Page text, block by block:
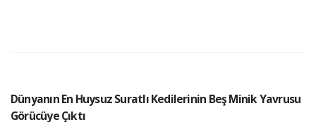
Dünyanın En Huysuz Suratlı Kedilerinin Beş Minik Yavrusu
Görücüye Çıktı